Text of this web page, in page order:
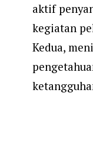
aktif
kegiatan
Kedua,